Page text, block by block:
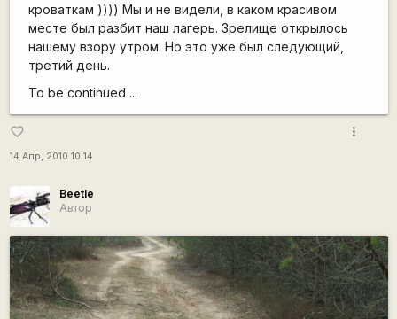
кроваткам )))) Мы и не видели, в каком красивом
месте был разбит наш лагерь. Зрелище открылось
нашему взору утром. Но это уже был следующий,
третий день.
To be continued ...
favorite_border
14 Апр, 2010 10:14
more_vert
Beetle
Автор